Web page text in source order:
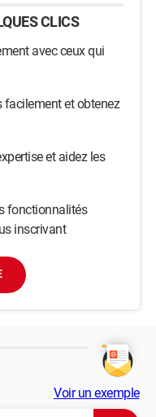
CLICS
avec ceux qui
et obtenez
et aidez les
fonctionnalités
inscrivant
Voir un exemple